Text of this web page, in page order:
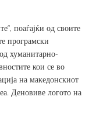
поаѓајќи од своите
програмски
хуманитарно-
кои се во
на македонскиот
Деновиве логото на